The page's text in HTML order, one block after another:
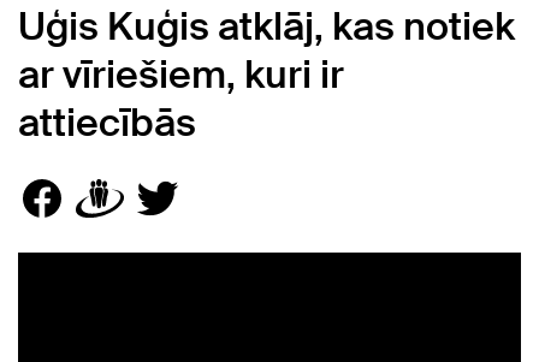
Uģis Kuģis atklāj, kas notiek
ar vīriešiem, kuri ir
attiecībās